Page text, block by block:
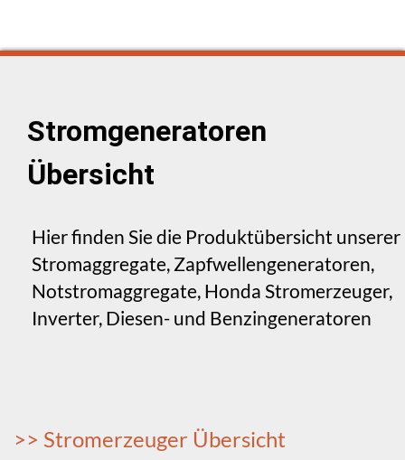
Stromgeneratoren
Übersicht
Hier finden Sie die Produktübersicht unserer
Stromaggregate, Zapfwellengeneratoren,
Notstromaggregate, Honda Stromerzeuger,
Inverter, Diesen- und Benzingeneratoren
>> Stromerzeuger Übersicht